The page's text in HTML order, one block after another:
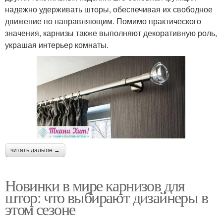
надежно удерживать шторы, обеспечивая их свободное
движение по направляющим. Помимо практического
значения, карнизы также выполняют декоративную роль,
украшая интерьер комнаты.
читать дальше →
Новинки в мире карнизов для
штор: что выбирают дизайнеры в
этом сезоне